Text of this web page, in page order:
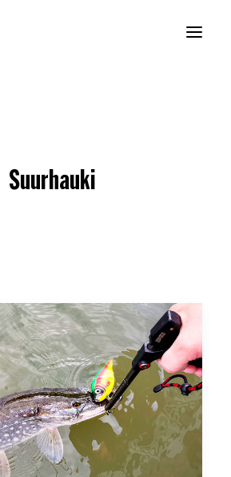
Suurhauki